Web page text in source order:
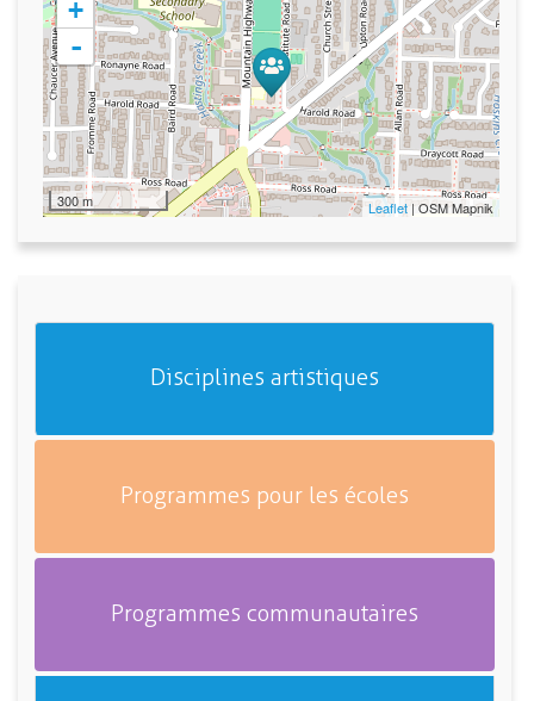
+
-
300 m Leaflet | OSM Mapnik
Disciplines artistiques
Programmes pour les écoles
Programmes communautaires